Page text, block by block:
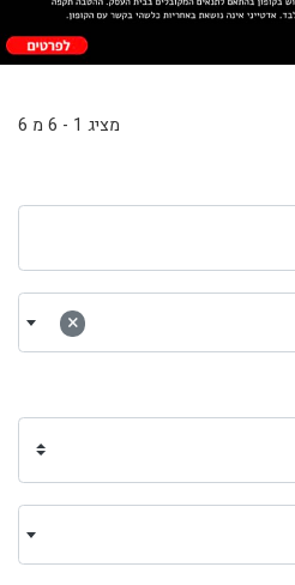
×
מציג 1 - 6 מ 6